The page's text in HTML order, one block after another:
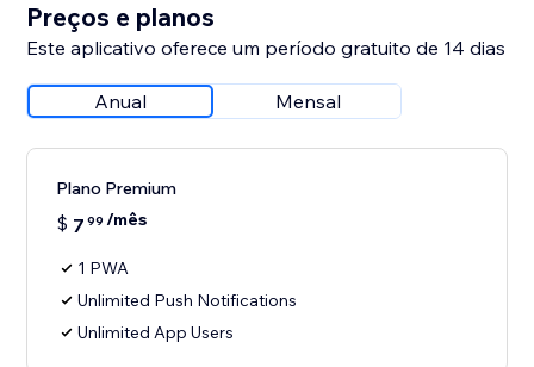
Preços e planos
Este aplicativo oferece um período gratuito de 14 dias
Anual Mensal
Plano Premium
$ 7 99 /mês
1 PWA
Unlimited Push Notifications
Unlimited App Users